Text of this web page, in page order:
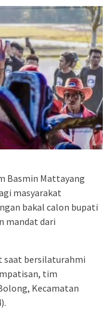
Basmin Mattayang
masyarakat
bakal calon bupati
mandat dari
saat bersilaturahmi
tim
Kecamatan